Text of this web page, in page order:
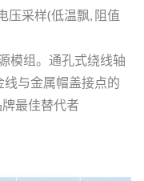
采样(低温飘, 阻值
模组。通孔式绕线轴
与金属帽盖接点的
最佳替代者